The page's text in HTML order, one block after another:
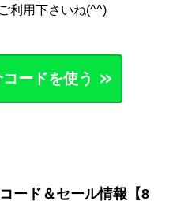
利用下さいね(^^)
ードを使う
ード＆セール情報【8